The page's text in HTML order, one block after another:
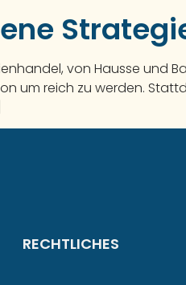
von Hausse und
um reich zu werden.
RECHTLICHES